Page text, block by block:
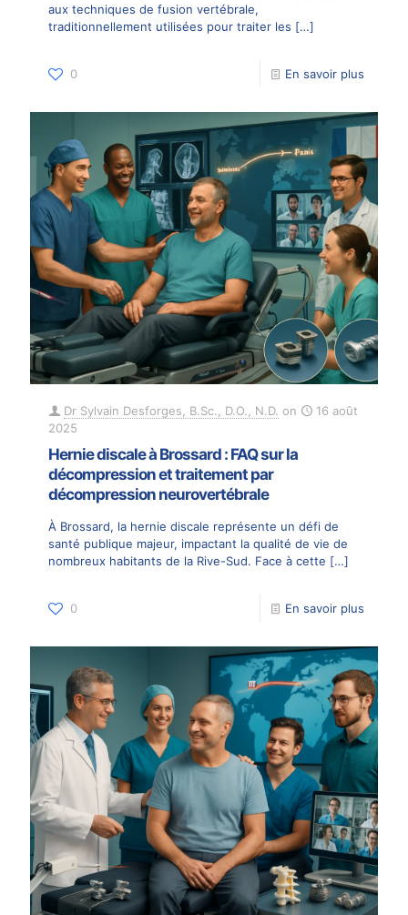
aux techniques de fusion vertébrale,
traditionnellement utilisées pour traiter les […]
0 En savoir plus
Dr Sylvain Desforges, B.Sc., D.O., N.D. on
16 août
2025
Hernie discale à Brossard : FAQ sur la
décompression et traitement par
décompression neurovertébrale
À Brossard, la hernie discale représente un défi de
santé publique majeur, impactant la qualité de vie de
nombreux habitants de la Rive-Sud. Face à cette […]
0 En savoir plus